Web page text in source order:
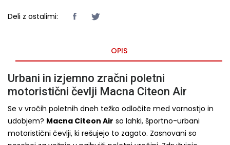
Deli z ostalimi:
OPIS
Urbani in izjemno zračni poletni
motoristični čevlji Macna Citeon Air
Se v vročih poletnih dneh težko odločite med varnostjo in
udobjem? Macna Citeon Air so lahki, športno-urbani
motoristični čevlji, ki rešujejo to zagato. Zasnovani so